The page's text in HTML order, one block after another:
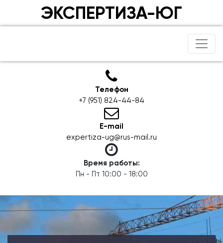
ЭКСПЕРТИЗА-ЮГ
Телефон
+7 (951) 824-44-84
E-mail
expertiza-ug@rus-mail.ru
Время работы:
Пн - Пт 10:00 - 18:00